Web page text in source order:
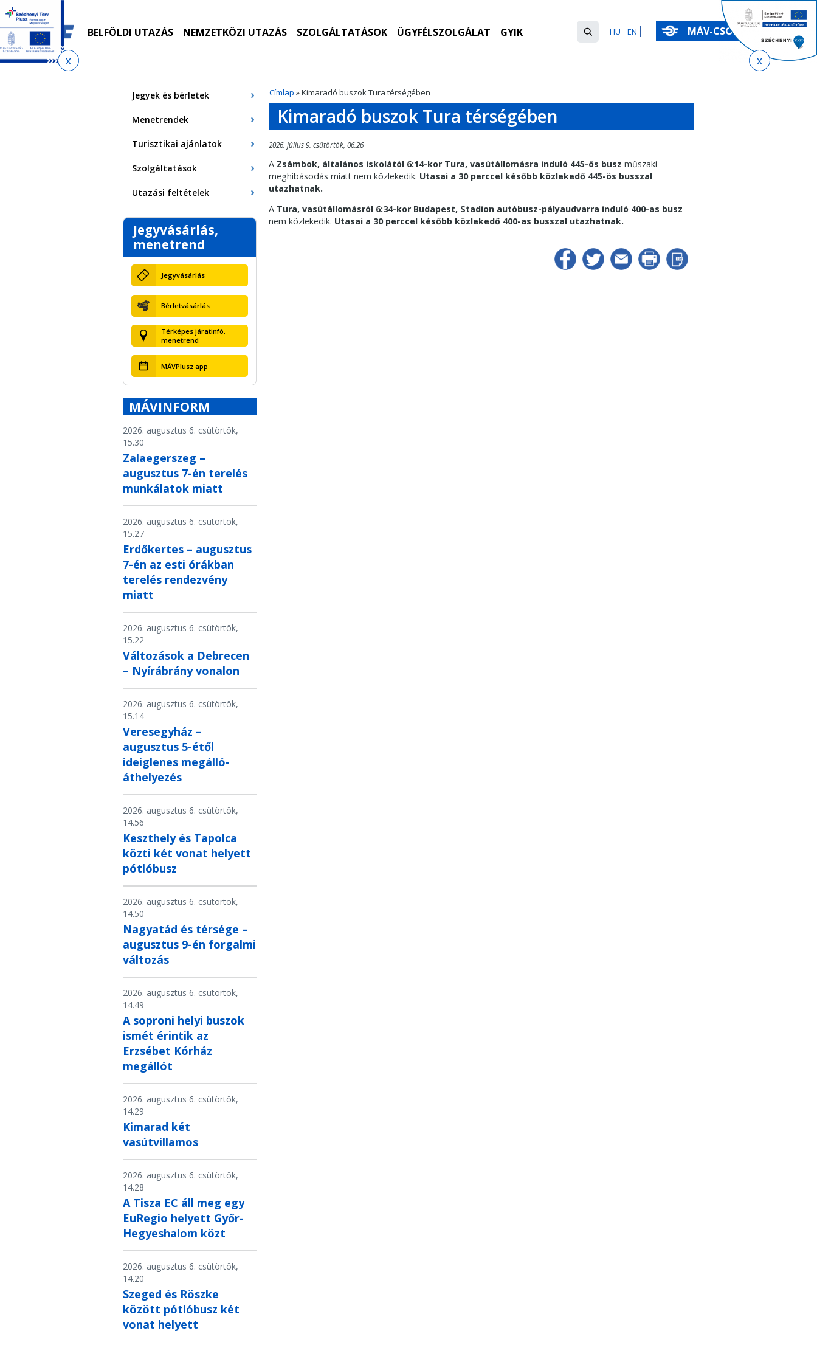
Ugrás
menetrendkeresőhöz
Ugrás
az
almenühöz
Ugrás
tartalomra
Ugrás
az
oldaltérképre
BELFÖLDI UTAZÁS NEMZETKÖZI UTAZÁS SZOLGÁLTATÁSOK ÜGYFÉLSZOLGÁLAT GYIK EN
HU
Keresés
űrlap
Keresés
MÁV-CSOPORT
Címlap » Kimaradó buszok Tura térségében
Jegyek és bérletek
Menetrendek
Turisztikai ajánlatok
Szolgáltatások
Utazási feltételek
Jegyvásárlás,
menetrend
Jegyvásárlás
Bérletvásárlás
Térképes járatinfó,
menetrend
MÁVPlusz app
MÁVINFORM
2026. augusztus 6. csütörtök,
15.30
Zalaegerszeg –
augusztus 7-én terelés
munkálatok miatt
2026. augusztus 6. csütörtök,
15.27
Erdőkertes – augusztus
7-én az esti órákban
terelés rendezvény
miatt
2026. augusztus 6. csütörtök,
15.22
Változások a Debrecen
– Nyírábrány vonalon
2026. augusztus 6. csütörtök,
15.14
Veresegyház –
augusztus 5-étől
ideiglenes megálló-
áthelyezés
2026. augusztus 6. csütörtök,
14.56
Keszthely és Tapolca
közti két vonat helyett
pótlóbusz
2026. augusztus 6. csütörtök,
14.50
Nagyatád és térsége –
augusztus 9-én forgalmi
változás
2026. augusztus 6. csütörtök,
14.49
A soproni helyi buszok
ismét érintik az
Erzsébet Kórház
megállót
2026. augusztus 6. csütörtök,
14.29
Kimarad két
vasútvillamos
2026. augusztus 6. csütörtök,
14.28
A Tisza EC áll meg egy
EuRegio helyett Győr-
Hegyeshalom közt
2026. augusztus 6. csütörtök,
14.20
Szeged és Röszke
között pótlóbusz két
vonat helyett
Kimaradó buszok Tura térségében
2026. július 9. csütörtök, 06.26
A Zsámbok, általános iskolától 6:14-kor Tura, vasútállomásra induló 445-ös busz műszaki
meghibásodás miatt nem közlekedik. Utasai a 30 perccel később közlekedő 445-ös busszal
utazhatnak.
A Tura, vasútállomásról 6:34-kor Budapest, Stadion autóbusz-pályaudvarra induló 400-as busz
nem közlekedik. Utasai a 30 perccel később közlekedő 400-as busszal utazhatnak.